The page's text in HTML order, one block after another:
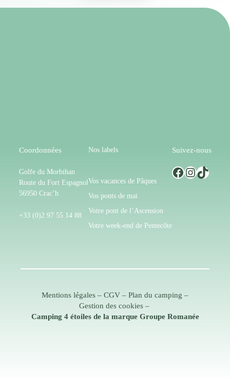
Coordonnées
Golfe du Morbihan
Route du Fort Espagnol
56950 Crac’h
+33 (0)2 97 55 14 88
Nos labels
Vos vacances de Pâques
Vos ponts de mai
Votre pont de l’Ascension
Votre week-end de Pentecôte
Suivez-nous
Facebook InstagramTikTok
Mentions légales – CGV – Plan du camping –
Gestion des cookies–
Camping 4 étoiles de la marque Groupe Romanée